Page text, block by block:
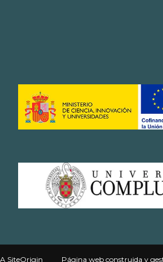
A SiteOrigin Página webconstruida y